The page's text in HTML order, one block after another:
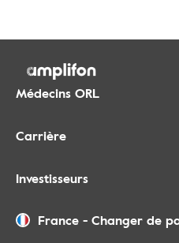
Médecins ORL
Carrière
Investisseurs
France - Changer de